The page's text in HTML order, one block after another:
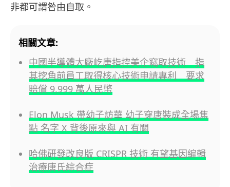
非都可謂咎由自取。
相關文章:
中國半導體大廠屹唐指控美企竊取技術 指
其挖角前員工取得核心技術申請專利 要求
賠償 9,999 萬人民幣
Elon Musk 帶幼子訪華 幼子穿唐裝成全場焦
點 名字 X 背後原來與 AI 有關
哈佛研發改良版 CRISPR 技術 有望基因編輯
治療唐氏綜合症